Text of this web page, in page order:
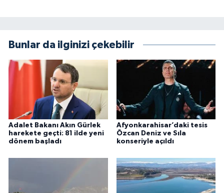
Bunlar da ilginizi çekebilir
Adalet Bakanı Akın Gürlek
harekete geçti: 81 ilde yeni
dönem başladı
Afyonkarahisar’daki tesis
Özcan Deniz ve Sıla
konseriyle açıldı